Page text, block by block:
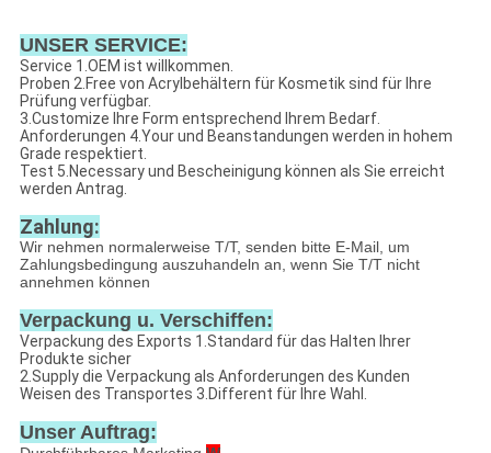
UNSER SERVICE:
Service 1.OEM ist willkommen.
Proben 2.Free von Acrylbehältern für Kosmetik sind für Ihre
Prüfung verfügbar.
3.Customize Ihre Form entsprechend Ihrem Bedarf.
Anforderungen 4.Your und Beanstandungen werden in hohem
Grade respektiert.
Test 5.Necessary und Bescheinigung können als Sie erreicht
werden Antrag.
Zahlung:
Wir nehmen normalerweise T/T, senden bitte E-Mail, um
Zahlungsbedingung auszuhandeln an, wenn Sie T/T nicht
annehmen können
Verpackung u. Verschiffen:
Verpackung des Exports 1.Standard für das Halten Ihrer
Produkte sicher
2.Supply die Verpackung als Anforderungen des Kunden
Weisen des Transportes 3.Different für Ihre Wahl.
Unser Auftrag: